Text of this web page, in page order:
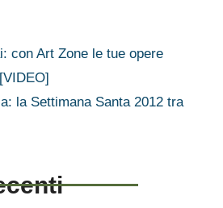
con Art Zone le tue opere
la Settimana Santa 2012 tra